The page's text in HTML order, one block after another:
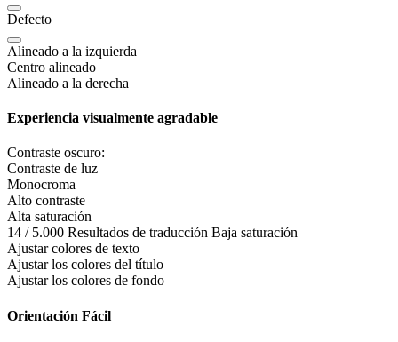
Defecto
Alineado a la izquierda
Centro alineado
Alineado a la derecha
Experiencia visualmente agradable
Contraste oscuro:
Contraste de luz
Monocroma
Alto contraste
Alta saturación
14 / 5.000 Resultados de traducción Baja saturación
Ajustar colores de texto
Ajustar los colores del título
Ajustar los colores de fondo
Orientación Fácil